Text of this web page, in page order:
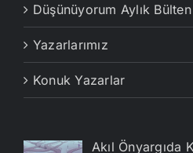
Düşünüyorum Aylık Bülten
Yazarlarımız
Konuk Yazarlar
Akıl Önyargıda